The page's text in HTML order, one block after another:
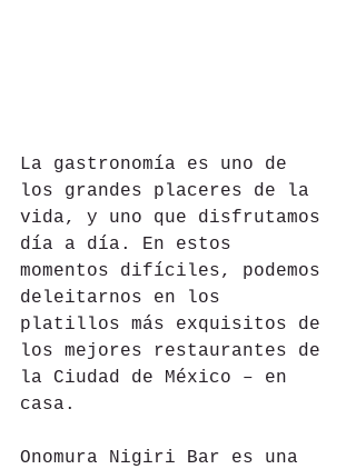
La gastronomía es uno de
los grandes placeres de la
vida, y uno que disfrutamos
día a día. En estos
momentos difíciles, podemos
deleitarnos en los
platillos más exquisitos de
los mejores restaurantes de
la Ciudad de México – en
casa.
Onomura Nigiri Bar es una